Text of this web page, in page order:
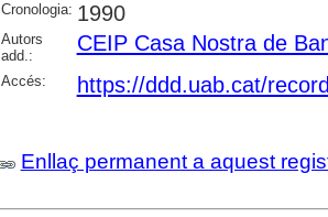
Cronologia: 1990
Autors
add.:
CEIP Casa Nostra de
Accés: https://ddd.uab.cat/
Enllaç permanent a aquest